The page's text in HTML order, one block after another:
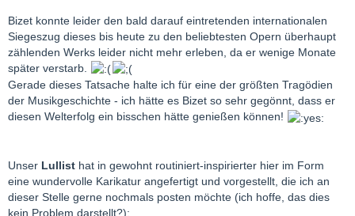
Bizet konnte leider den bald darauf eintretenden internationalen
Siegeszug dieses bis heute zu den beliebtesten Opern überhaupt
zählenden Werks leider nicht mehr erleben, da er wenige Monate
später verstarb.
Gerade dieses Tatsache halte ich für eine der größten Tragödien
der Musikgeschichte - ich hätte es Bizet so sehr gegönnt, dass er
diesen Welterfolg ein bisschen hätte genießen können!
Unser Lullist hat in gewohnt routiniert-inspirierter hier im Form
eine wundervolle Karikatur angefertigt und vorgestellt, die ich an
dieser Stelle gerne nochmals posten möchte (ich hoffe, das dies
kein Problem darstellt?):